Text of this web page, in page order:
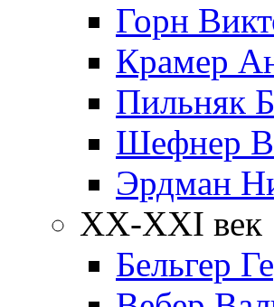
Горн
Крамер
Пильняк
Шефнер
Эрдман
ХХ-XXI век
Бельгер